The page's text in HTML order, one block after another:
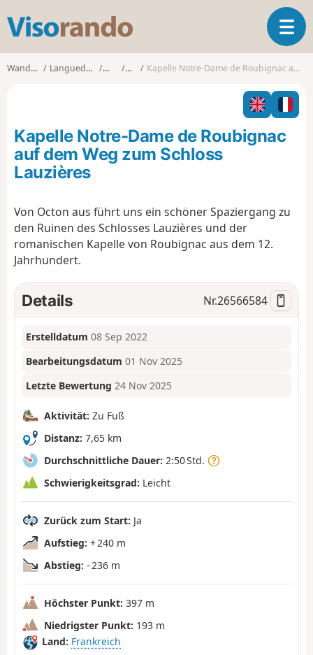
s
o
T
o
l
n
t
Wanderungen Languedoc-Roussillon HéraultOctonKapelle Notre-Dame de Roubignac auf dem Weg zum Schloss Lauzières
Kapelle Notre-Dame de Roubignac
auf dem Weg zum Schloss
Lauzières
Von Octon aus führt uns ein schöner Spaziergang zu
den Ruinen des Schlosses Lauzières und der
romanischen Kapelle von Roubignac aus dem 12.
Jahrhundert.
Details Nr.26566584
Erstelldatum 08 Sep 2022
Bearbeitungsdatum 01 Nov 2025
Letzte Bewertung 24 Nov 2025
Aktivität: Zu Fuß
Distanz: 7,65 km
Durchschnittliche Dauer: 2:50 Std.
Schwierigkeitsgrad: Leicht
Zurück zum Start: Ja
Aufstieg: + 240 m
Abstieg: - 236 m
Höchster Punkt: 397 m
Niedrigster Punkt: 193 m
Land: Frankreich